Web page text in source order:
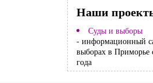
Наши
Суды и выборы
- информационный
выборах в Приморье
года